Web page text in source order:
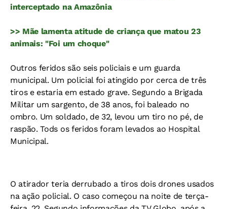
interceptado na Amazônia
>> Mãe lamenta atitude de criança que matou 23
animais: "Foi um choque"
Outros feridos são seis policiais e um guarda
municipal. Um policial foi atingido por cerca de três
tiros e estaria em estado grave. Segundo a Brigada
Militar um sargento, de 38 anos, foi baleado no
ombro. Um soldado, de 32, levou um tiro no pé, de
raspão. Tods os feridos foram levados ao Hospital
Municipal.
O atirador teria derrubado a tiros dois drones usados
na ação policial. O caso começou na noite de terça-